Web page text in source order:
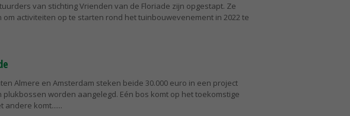
van stichting Vrienden van de Floriade zijn opgestapt. Ze
activiteiten op te starten rond het tuinbouwevenement in 2022 te
Almere en Amsterdam steken beide 30.000 euro in een project
worden aangelegd. Eén bos komt op het toekomstige
andere komt...